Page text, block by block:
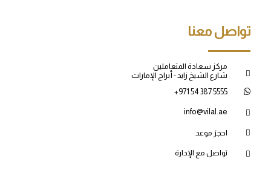
تواصل معنا
مركز سعادة المتعاملين
شارع الشيخ زايد - أبراج الإمارات
+971 54 387 5555
info@vilal.ae
احجز موعد
تواصل مع الإدارة